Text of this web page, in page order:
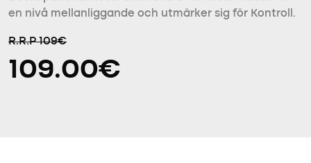
en nivå mellanliggande och utmärker sig för Kontroll.
R.R.P 109€
109.00€